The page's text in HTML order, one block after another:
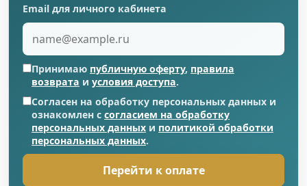
Email для личного кабинета
Принимаю публичную оферту, правила
возврата и условия доступа.
Согласен на обработку персональных данных и
ознакомлен с согласием на обработку
персональных данных и политикой обработки
персональных данных.
Перейти к оплате